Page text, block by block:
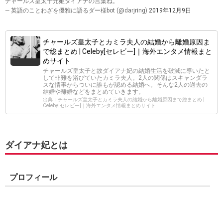
— 英語のことわざを優雅に語るダー様bot (@darjring) 2019年12月9日
チャールズ皇太子とカミラ夫人の結婚から離婚原因ま
で総まとめ | Celeby[セレビー]｜海外エンタメ情報まと
めサイト
チャールズ皇太子と故ダイアナ妃の結婚生活を破滅に導いたと
して非難を浴びていたカミラ夫人。2人の関係はスキャンダラ
スな情事からついに誰もが認める結婚へ。そんな2人の過去の
結婚や離婚などをまとめていきます。
出典：チャールズ皇太子とカミラ夫人の結婚から離婚原因まで総まとめ |
Celeby[セレビー]｜海外エンタメ情報まとめサイト
ダイアナ妃とは
プロフィール